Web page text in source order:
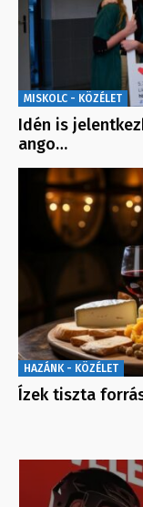
MISKOLC - KÖZÉLET
Idén is
ango…
HAZÁNK - KÖZÉLET
Ízek tiszta